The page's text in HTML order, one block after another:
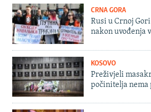
CRNA GORA
Rusi u Crnoj
nakon uvođenja
KOSOVO
Preživjeli
počinitelja nema